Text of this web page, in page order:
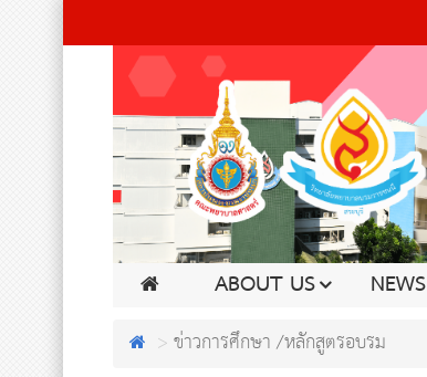
ABOUT US NEWS
ข่าวการศึกษา /หลักสูตรอบรม